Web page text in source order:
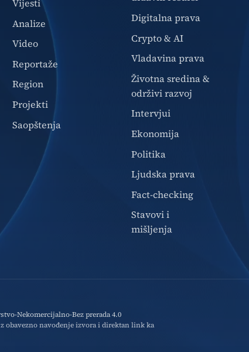
Vijesti
Analize
Video
Reportaže
Region
Projekti
Saopštenja
Digitalna prava
Crypto & AI
Vladavina prava
Životna sredina &
održivi razvoj
Intervjui
Ekonomija
Politika
Ljudska prava
Fact-checking
Stavovi i
mišljenja
Nekomercijalno-Bez prerada 4.0
obavezno navođenje izvora i direktan link ka